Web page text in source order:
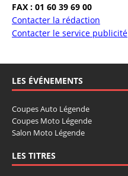
FAX : 01 60 39 69 00
Contacter la rédaction
Contacter le service publicité
LES ÉVÉNEMENTS
Coupes Auto Légende
Coupes Moto Légende
Salon Moto Légende
LES TITRES